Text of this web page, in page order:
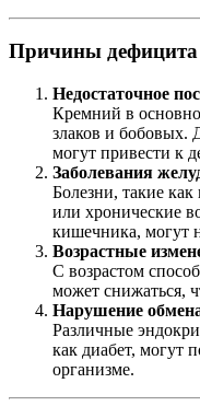
Причины
Недостаточное
Кремний в
злаков и бобовых.
могут привести к
Заболевания
Болезни, такие
или хронические
кишечника, могут
Возрастные
С возрастом
может снижаться,
Нарушение
Различные
как диабет, могут
организме.